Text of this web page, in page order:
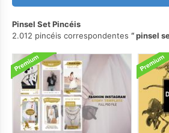
Pinsel Set Pincéis
2.012 pincéis correspondentes
pinsel